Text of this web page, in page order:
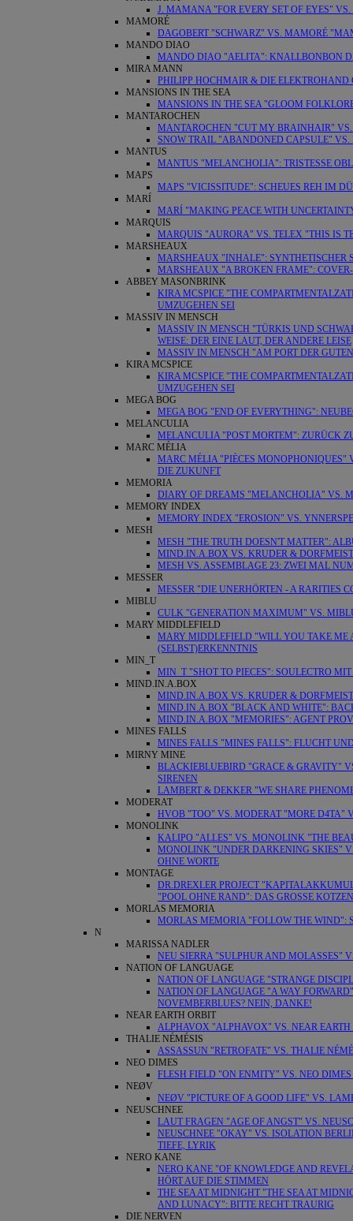
J. MAMANA "FOR EVERY SET OF EYES"
MAMORÉ
DAGOBERT "SCHWARZ" VS. MAMORÉ
MANDO DIAO
MANDO DIAO "AELITA": KNALLBONBON
MIRA MANN
PHILIPP HOCHMAIR & DIE
MANSIONS IN THE SEA
MANSIONS IN THE SEA "GLOOM
MANTAROCHEN
MANTAROCHEN "CUT MY BRAINHAIR" VS.
SNOW TRAIL "ABANDONED CAPSULE" VS.
MANTUS
MANTUS "MELANCHOLIA": TRISTESSE
MAPS
MAPS "VICISSITUDE": SCHEUES REH IM
MARÍ
MARÍ "MAKING PEACE WITH
MARQUIS
MARQUIS "AURORA" VS. TELEX "THIS IS
MARSHEAUX
MARSHEAUX "INHALE": SYNTHETISCHER
MARSHEAUX "A BROKEN FRAME":
ABBEY MASONBRINK
KIRA MCSPICE "THE
UMZUGEHEN SEI
MASSIV IN MENSCH
MASSIV IN MENSCH "TÜRKIS UND
WEISE: DER EINE LAUT, DER ANDERE LEISE
MASSIV IN MENSCH "AM PORT DER
KIRA MCSPICE
KIRA MCSPICE "THE
UMZUGEHEN SEI
MEGA BOG
MEGA BOG "END OF EVERYTHING":
MELANCULIA
MELANCULIA "POST MORTEM": ZURÜCK
MARC MÉLIA
MARC MÉLIA "PIÈCES MONOPHONIQUES"
DIE ZUKUNFT
MEMORIA
DIARY OF DREAMS "MELANCHOLIA" VS.
MEMORY INDEX
MEMORY INDEX "EROSION" VS.
MESH
MESH "THE TRUTH DOESN'T MATTER":
MIND.IN.A.BOX VS. KRUDER &
MESH VS. ASSEMBLAGE 23: ZWEI MAL
MESSER
MESSER "DIE UNERHÖRTEN - A RARITIES
MIBLU
CULK "GENERATION MAXIMUM" VS.
MARY MIDDLEFIELD
MARY MIDDLEFIELD "WILL YOU TAKE ME
(SELBST)ERKENNTNIS
MIN_T
MIN_T "SHOT TO PIECES": SOULECTRO
MIND.IN.A.BOX
MIND.IN.A.BOX VS. KRUDER &
MIND.IN.A.BOX "BLACK AND WHITE":
MIND.IN.A.BOX "MEMORIES": AGENT
MINES FALLS
MINES FALLS "MINES FALLS": FLUCHT
MIRNY MINE
BLACKIEBLUEBIRD "GRACE & GRAVITY"
SIRENEN
LAMBERT & DEKKER "WE SHARE
MODERAT
HVOB "TOO" VS. MODERAT "MORE D4TA"
MONOLINK
KALIPO "ALLES" VS. MONOLINK "THE
MONOLINK "UNDER DARKENING SKIES"
OHNE WORTE
MONTAGE
DR.DREXLER PROJECT
"POOL OHNE RAND": DAS GROSSE KOTZEN
MORLAS MEMORIA
MORLAS MEMORIA "FOLLOW THE WIND":
N
MARISSA NADLER
NEU SIERRA "SULPHUR AND MOLASSES"
NATION OF LANGUAGE
NATION OF LANGUAGE "STRANGE
NATION OF LANGUAGE "A WAY
NOVEMBERBLUES? NEIN, DANKE!
NEAR EARTH ORBIT
ALPHAVOX "ALPHAVOX" VS. NEAR EARTH
THALIE NÉMÉSIS
ASSASSUN "RETROFATE" VS. THALIE
NEO DIMES
FLESH FIELD "ON ENMITY" VS. NEO
NEØV
NEØV "PICTURE OF A GOOD LIFE" VS.
NEUSCHNEE
LAUT FRAGEN "AGE OF ANGST" VS.
NEUSCHNEE "OKAY" VS. ISOLATION
TIEFE, LYRIK
NERO KANE
NERO KANE "OF KNOWLEDGE AND
HÖRT AUF DIE STIMMEN
THE SEA AT MIDNIGHT "THE SEA AT
AND LUNACY": BITTE RECHT TRAURIG
DIE NERVEN